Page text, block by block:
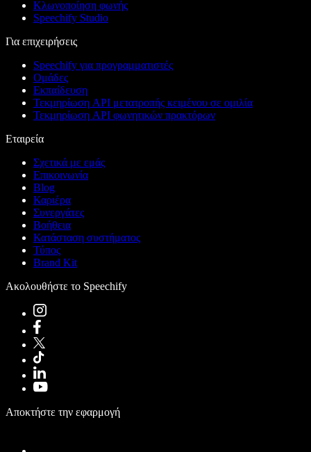
Κλωνοποίηση φωνής
Speechify Studio
Για επιχειρήσεις
Speechify για προγραμματιστές
Ομάδες
Εκπαίδευση
Τεκμηρίωση API μετατροπής κειμένου σε ομιλία
Τεκμηρίωση API φωνητικών πρακτόρων
Εταιρεία
Σχετικά με εμάς
Επικοινωνία
Blog
Καριέρα
Συνεργάτες
Βοήθεια
Κατάσταση συστήματος
Τύπος
Brand Kit
Ακολουθήστε το Speechify
Αποκτήστε την εφαρμογή